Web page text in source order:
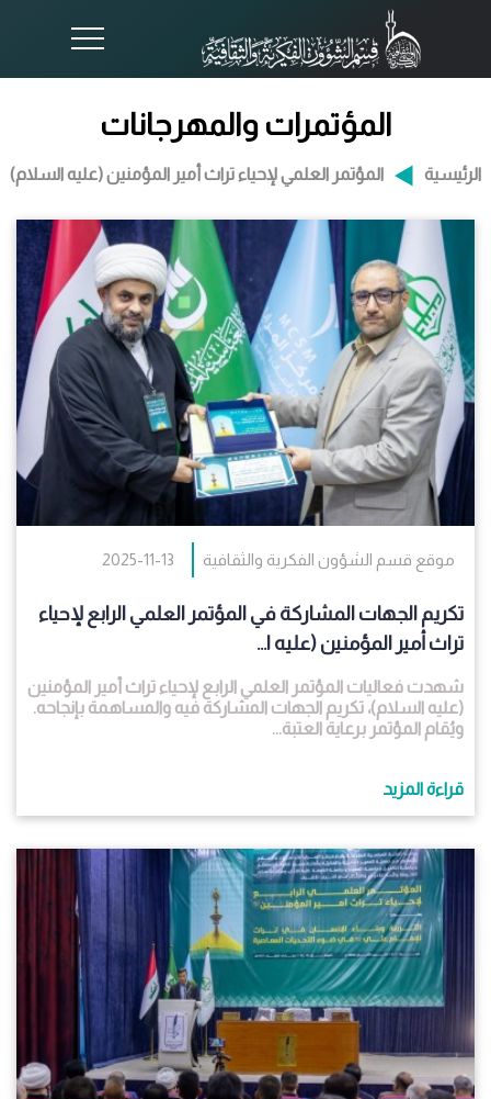
المؤتمرات والمهرجانات
الرئيسية المؤتمر العلمي لإحياء تراث أمير المؤمنين (عليه السلام)
موقع قسم الشؤون الفكرية والثقافية 2025-11-13
تكريم الجهات المشاركة في المؤتمر العلمي الرابع لإحياء
تراث أمير المؤمنين (عليه ا...
شهدت فعاليات المؤتمر العلمي الرابع لإحياء تراث أمير المؤمنين
(عليه السلام)، تكريم الجهات المشاركة فيه والمساهمة بإنجاحه.
ويُقام المؤتمر برعاية العتبة...
قراءة المزيد